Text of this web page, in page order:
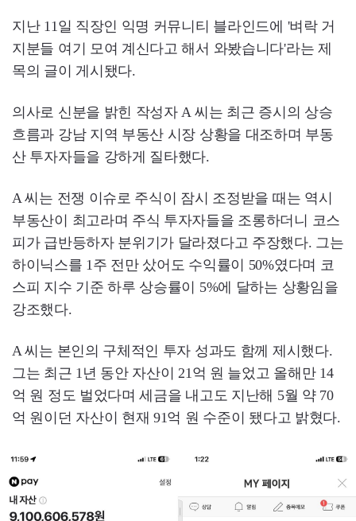
지난 11일 직장인 익명 커뮤니티 블라인드에 '벼락 거
지분들 여기 모여 계신다고 해서 와봤습니다'라는 제
목의 글이 게시됐다.
의사로 신분을 밝힌 작성자 A 씨는 최근 증시의 상승
흐름과 강남 지역 부동산 시장 상황을 대조하며 부동
산 투자자들을 강하게 질타했다.
A 씨는 전쟁 이슈로 주식이 잠시 조정받을 때는 역시
부동산이 최고라며 주식 투자자들을 조롱하더니 코스
피가 급반등하자 분위기가 달라졌다고 주장했다. 그는
하이닉스를 1주 전만 샀어도 수익률이 50%였다며 코
스피 지수 기준 하루 상승률이 5%에 달하는 상황임을
강조했다.
A 씨는 본인의 구체적인 투자 성과도 함께 제시했다.
그는 최근 1년 동안 자산이 21억 원 늘었고 올해만 14
억 원 정도 벌었다며 세금을 내고도 지난해 5월 약 70
억 원이던 자산이 현재 91억 원 수준이 됐다고 밝혔다.